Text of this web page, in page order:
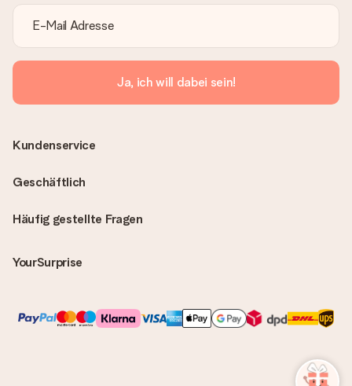
Ja, ich will dabei sein!
Häufig gestellte Fragen
YourSurprise
Kundenservice
Geschäftlich